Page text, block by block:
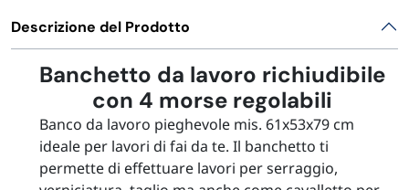
Descrizione del Prodotto
Banchetto da lavoro richiudibile
con 4 morse regolabili
Banco da lavoro pieghevole mis. 61x53x79 cm
ideale per lavori di fai da te. Il banchetto ti
permette di effettuare lavori per serraggio,